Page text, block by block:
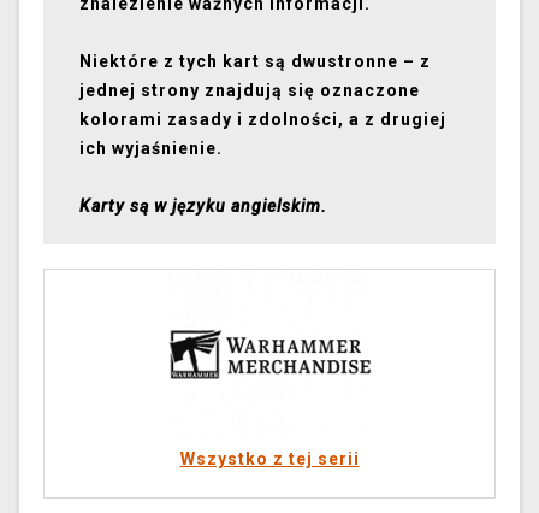
znalezienie ważnych informacji.
Niektóre z tych kart są dwustronne – z
jednej strony znajdują się oznaczone
kolorami zasady i zdolności, a z drugiej
ich wyjaśnienie.
Karty są w języku angielskim.
Wszystko z tej serii